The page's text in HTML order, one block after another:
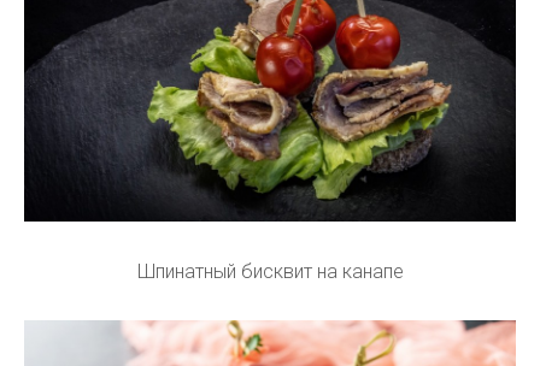
Шпинатный бисквит на канапе